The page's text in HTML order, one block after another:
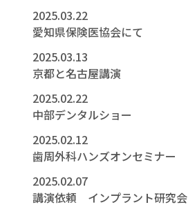
2025.03.22
愛知県保険医協会にて
2025.03.13
京都と名古屋講演
2025.02.22
中部デンタルショー
2025.02.12
歯周外科ハンズオンセミナー
2025.02.07
講演依頼 インプラント研究会